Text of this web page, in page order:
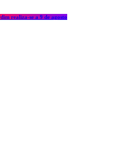
realiza-se a 9 de agosto